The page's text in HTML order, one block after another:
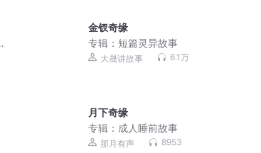
金钗奇缘
专辑： 短篇灵异故事
大晟讲故事 6.1万
月下奇缘
专辑： 成人睡前故事
那月有声 8953